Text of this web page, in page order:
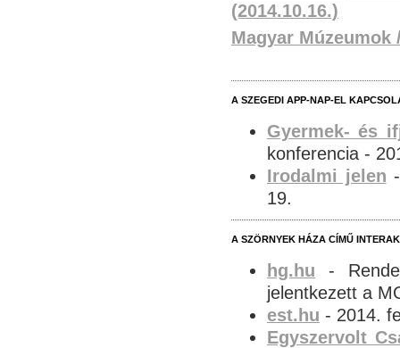
(2014.10.16.)
Magyar
A SZEGEDI APP-NAP-EL
Gyermek- és
konferencia -
Irodalmi jelen
19.
A SZÖRNYEK HÁZA CÍMŰ
hg.hu -
jelentkezett a
est.hu - 2014.
Egyszervolt